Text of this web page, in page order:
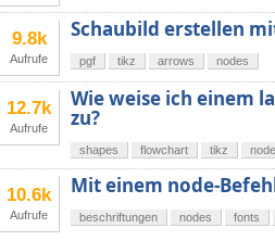
9.8k
Aufrufe
Schaubild erstellen
pgf tikz arrows nodes
12.7k
Aufrufe
Wie weise ich einem
zu?
shapes flowchart tikz
10.6k
Aufrufe
Mit einem node-
beschriftungen nodes fonts